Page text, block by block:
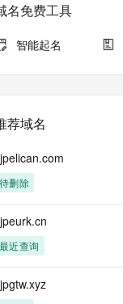
名免费工具
智能起名
荐域名
待删除
最近查询